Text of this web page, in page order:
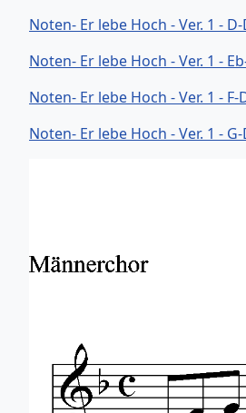
Noten- Er lebe Hoch - Ver. 1 -
Noten- Er lebe Hoch - Ver. 1 -
Noten- Er lebe Hoch - Ver. 1 -
Noten- Er lebe Hoch - Ver. 1 -